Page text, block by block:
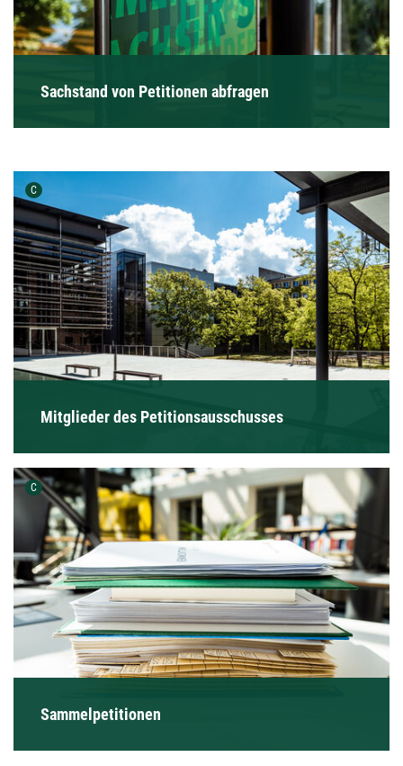
Sachstand von Petitionen abfragen
C
Mitglieder des Petitionsausschusses
C Urheber der Grafik:
Sammelpetitionen